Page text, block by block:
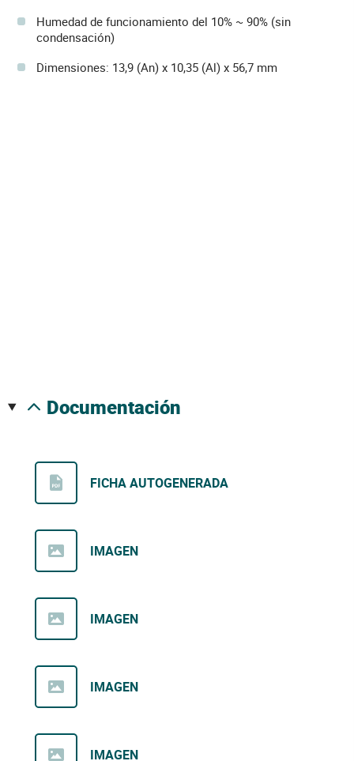
Humedad de funcionamiento del 10% ~ 90% (sin
condensación)
Dimensiones: 13,9 (An) x 10,35 (Al) x 56,7 mm
documentación
FICHA AUTOGENERADA
IMAGEN
IMAGEN
IMAGEN
IMAGEN